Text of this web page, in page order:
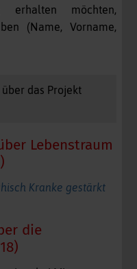
erhalten möchten,
(Name, Vorname,
das Projekt
Lebenstraum
Kranke gestärkt
die